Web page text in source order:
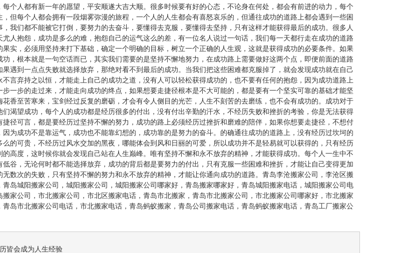
个人都有新一年的愿望，平安顺遂大吉大顺。很多时候要有好的心态，不论身在何处，都会有前进的动力，每个
，但每个人都会拥有一段烟雾弥漫的旅程，一个人的人生都会有喜怒哀乐的，但通往成功的道路上都会遇到一些困
我们都不能被它打倒，要努力的去奋斗，要懂得去克服，要懂得去坚持，只有这样才能获得最后的成功。很多人
人抱怨，成功是多么的难，抱怨自己的运气这么的差，有一位名人说过一句话，我们每一天都行走在成功的道路
果实，必须用坚持来打下基础，确定一个明确的目标，树立一个正确的人生观，这就是获得成功的必要条件。如果
，根本就是一句空话而已，其实我们需要的是坚持不懈地努力，在成功路上需要做好这两个点，即便前面的道路
遇到一点点失败就选择放弃，那绝对看不到最后的成功。当我们把这些困难都克服掉了，就会发现成功就在自己
言弃持之以恒，才能走上自己的成功之道，没有人可以轻松获得成功的，也不要有任何的抱怨，因为成功道路上
一步的走过来，才能走向成功的终点，如果想要走捷径根本是不大可能的，都是要有一个坚实可靠的基础才能坚
香至苦寒来，宝剑经过反复的磨砺，才会有令人侧目的光芒，人生不刻苦的去磨练，也不会有成功的。成功对于
渴望成功，每个人的成功都是经历很多的付出，没有付出辛勤的汗水，不经历失败和挫折的考验，你是无法获得
径可言，都是要经历过坚持不懈的努力，成功的路上必须经历过挫折和磨难的陪伴，如果你想要走捷径，不想付
为成功不是靠运气，成功也不能靠幻想的，成功靠的是努力的奋斗。的确通往成功的道路上，没有经历过坎坷的
的可贵，不经历过风水交加的黑夜，哪能体会到风和日丽的可爱，所以成功并不是轻易就可以获得的，只有经历
高度，这时候你就会发现自己站在人生巅峰。唯有坚持不懈和永不放弃的精神，才能获得成功。每个人一生中不
谷，无论何时都不能选择放弃，成功的背后都是要努力的付出，只有克服一些困难和挫折，才能让自己变得更加
数次的失败，只有坚持不懈的努力和永不放弃的精神，才能让你通向成功的道路。青岛李沧搬家公司， 李沧区搬
青岛城阳搬家公司，城阳搬家公司，城阳搬家公司哪家好， 青岛搬家哪家好 ，青岛城阳搬家电话，城阳搬家公司电
家公司，市北搬家公司，市北区搬家电话，青岛市北搬家，青岛市北搬家公司，市北搬家公司哪家好，市北搬家
岛市北搬家公司电话，市北搬家电话， 青岛蚂蚁搬家 ，青岛公司搬家电话，青岛蚂蚁搬家电话，青岛工厂搬家公
皆会成为人生经验